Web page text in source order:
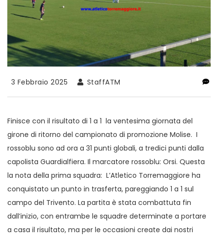
3 Febbraio 2025 StaffATM
Finisce con il risultato di 1 a 1 la ventesima giornata del
girone di ritorno del campionato di promozione Molise. I
rossoblu sono ad ora a 31 punti globali, a tredici punti dalla
capolista Guardialfiera. Il marcatore rossoblu: Orsi. Questa
la nota della prima squadra: L’Atletico Torremaggiore ha
conquistato un punto in trasferta, pareggiando 1 a 1 sul
campo del Trivento. La partita è stata combattuta fin
dall’inizio, con entrambe le squadre determinate a portare
a casa il risultato, ma per le occasioni create dai nostri